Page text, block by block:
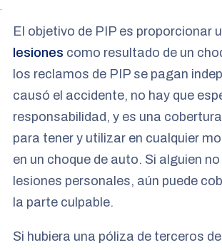
El objetivo de PIP es proporcionar
lesiones como resultado de un
los reclamos de PIP se pagan
causó el accidente, no hay que
responsabilidad, y es una
para tener y utilizar en cualquier
en un choque de auto. Si alguien
lesiones personales, aún puede
la parte culpable.
Si hubiera una póliza de terceros